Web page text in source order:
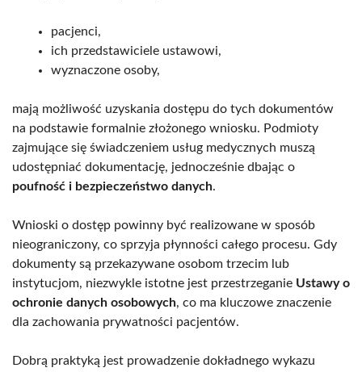
pacjenci,
ich przedstawiciele ustawowi,
wyznaczone osoby,
mają możliwość uzyskania dostępu do tych dokumentów
na podstawie formalnie złożonego wniosku. Podmioty
zajmujące się świadczeniem usług medycznych muszą
udostępniać dokumentację, jednocześnie dbając o
poufność i bezpieczeństwo danych.
Wnioski o dostęp powinny być realizowane w sposób
nieograniczony, co sprzyja płynności całego procesu. Gdy
dokumenty są przekazywane osobom trzecim lub
instytucjom, niezwykle istotne jest przestrzeganie Ustawy o
ochronie danych osobowych, co ma kluczowe znaczenie
dla zachowania prywatności pacjentów.
Dobrą praktyką jest prowadzenie dokładnego wykazu